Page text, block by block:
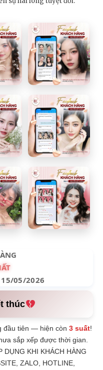
05/2026
thúc
đầu tiên — hiện còn3 suất!
sắp xếp được thời gian.
KHI KHÁCH HÀNG
ZALO, HOTLINE,